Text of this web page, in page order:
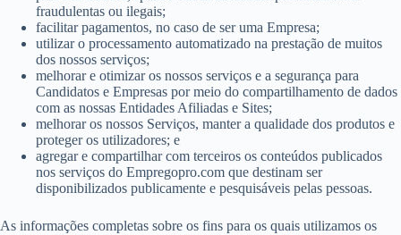
fraudulentas ou ilegais;
facilitar pagamentos, no caso de ser uma Empresa;
utilizar o processamento automatizado na prestação de muitos
dos nossos serviços;
melhorar e otimizar os nossos serviços e a segurança para
Candidatos e Empresas por meio do compartilhamento de dados
com as nossas Entidades Afiliadas e Sites;
melhorar os nossos Serviços, manter a qualidade dos produtos e
proteger os utilizadores; e
agregar e compartilhar com terceiros os conteúdos publicados
nos serviços do Empregopro.com que destinam ser
disponibilizados publicamente e pesquisáveis pelas pessoas.
As informações completas sobre os fins para os quais utilizamos os